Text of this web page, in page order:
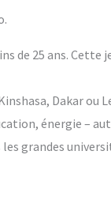
de 25 ans.
Dakar ou
énergie –
grandes